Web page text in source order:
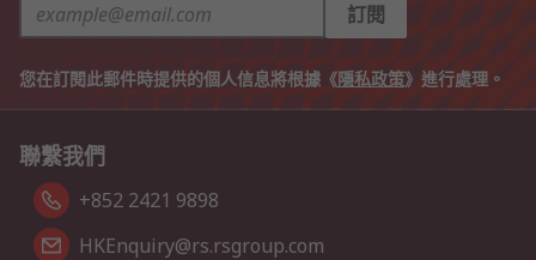
訂閱
您在訂閱此郵件時提供的個人信息將根據《隱私政策》進行處理。
聯繫我們
+852 2421 9898
HKEnquiry@rs.rsgroup.com